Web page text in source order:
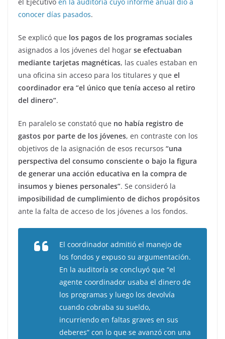
conocer días pasados.
Se explicó que los pagos de los programas sociales
asignados a los jóvenes del hogar se efectuaban
mediante tarjetas magnéticas, las cuales estaban en
una oficina sin acceso para los titulares y que el
coordinador era “el único que tenía acceso al retiro
del dinero”.
En paralelo se constató que no había registro de
gastos por parte de los jóvenes, en contraste con los
objetivos de la asignación de esos recursos “una
perspectiva del consumo consciente o bajo la figura
de generar una acción educativa en la compra de
insumos y bienes personales”. Se consideró la
imposibilidad de cumplimiento de dichos propósitos
ante la falta de acceso de los jóvenes a los fondos.
El coordinador admitió el manejo de
los fondos y expuso su argumentación.
En la auditoría se concluyó que “el
agente coordinador usaba el dinero de
los programas y luego los devolvía
cuando cobraba su sueldo,
incurriendo en faltas graves en sus
deberes” con lo que se avanzó con una